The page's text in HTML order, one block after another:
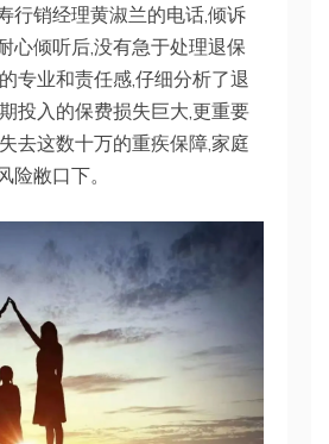
行销经理黄淑兰的电话,倾诉
心倾听后,没有急于处理退保
专业和责任感,仔细分析了退
投入的保费损失巨大,更重要
去这数十万的重疾保障,家庭
险敝口下。